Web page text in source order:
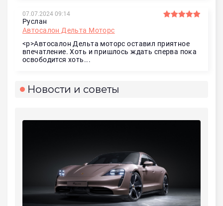
07.07.2024 09:14
Руслан
Автосалон Дельта Моторс
<p>Автосалон Дельта моторс оставил приятное
впечатление. Хоть и пришлось ждать сперва пока
освободится хоть...
Новости и советы